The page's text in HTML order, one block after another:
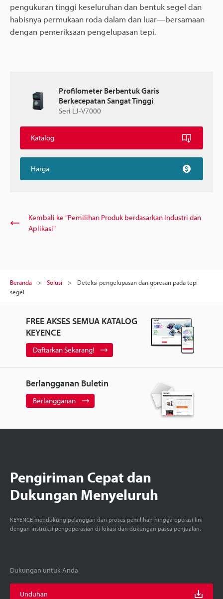
pengukuran tinggi keseluruhan dan bentuk segel dan
habisnya permukaan roda dalam dan luar—bersamaan
dengan pemeriksaan pengelupasan tepi.
Profilometer Berbentuk Garis
Berkecepatan Sangat Tinggi
Seri LJ-V7000
Katalog
Harga
Kembali ke "Pemilihan Produk berdasarkan Industri dan
Aplikasi"
Beranda Solusi
Deteksi pengelupasan dan goresan pada tepi
segel
FREE AKSES SEMUA KATALOG
KEYENCE
Daftarkan Sekarang!
Berlangganan Buletin
Berlangganan
Pengiriman Cepat dan
Dukungan Menyeluruh
KEYENCE mendukung pelanggan dari proses pemilihan hingga operasi lini
dengan instruksi pengoperasian di lokasi dan dukungan pasca penjualan.
Dukungan untuk Anda
Unduhan